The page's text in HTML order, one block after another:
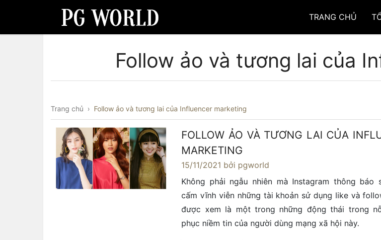
TRANG CHỦ
Follow ảo và tương lai của
Trang chủ › Follow ảo và tương lai của Influencer marketing
FOLLOW ẢO VÀ TƯƠNG LAI CỦA
MARKETING
15/11/2021 bởi pgworld
Không phải ngẫu nhiên mà Instagram thông báo
cấm vĩnh viễn những tài khoản sử dụng like và
được xem là một trong những động thái trong
phục niềm tin của người dùng mạng xã hội này.